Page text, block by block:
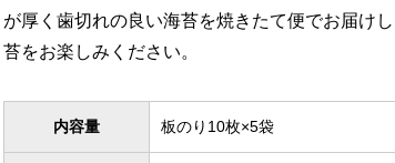
が厚く歯切れの良い海苔を焼きたて便でお届け
苔をお楽しみください。
内容量 板のり10枚×5袋